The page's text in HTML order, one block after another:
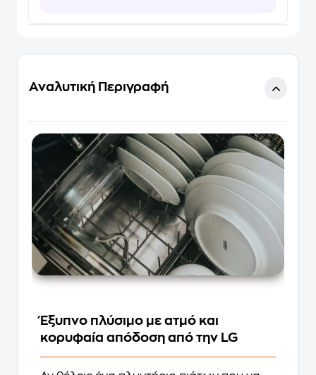
Αναλυτική Περιγραφή
Έξυπνο πλύσιμο με ατμό και
κορυφαία απόδοση από την LG